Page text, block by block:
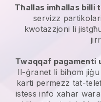
Tħallas imħallas billi
servizz
kwotazzjoni li
Twaqqaf pagamenti
Il-ġranet li bihom
karti permezz tat-
istess info xahar